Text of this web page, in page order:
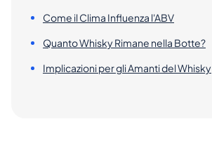
Come il Clima Influenza l'ABV
Quanto Whisky Rimane nella Botte?
Implicazioni per gli Amanti del Whisky